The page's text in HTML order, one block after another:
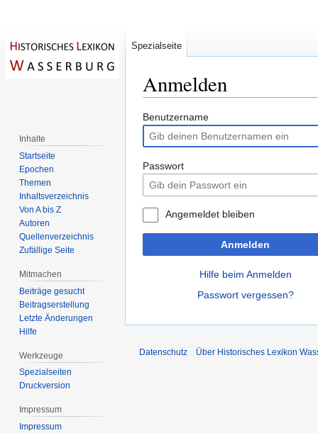
Anmelden
Zur
Navigation
springen
Zur
Suche
springen
Benutzername
Passwort
Angemeldet bleiben
Anmelden
Hilfe beim Anmelden
Passwort vergessen?
Spezialseite
Inhalte
Startseite
Epochen
Themen
Inhaltsverzeichnis
Von A bis Z
Autoren
Quellenverzeichnis
Zufällige Seite
Mitmachen
Beiträge gesucht
Beitragserstellung
Letzte Änderungen
Hilfe
Werkzeuge
Spezialseiten
Druckversion
Impressum
Impressum
Datenschutz Über Historisches Lexikon